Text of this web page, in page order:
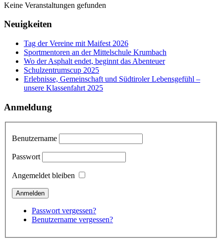
Keine Veranstaltungen gefunden
Neuigkeiten
Tag der Vereine mit Maifest 2026
Sportmentoren an der Mittelschule Krumbach
Wo der Asphalt endet, beginnt das Abenteuer
Schulzentrumscup 2025
Erlebnisse, Gemeinschaft und Südtiroler Lebensgefühl –
unsere Klassenfahrt 2025
Anmeldung
Benutzername
Passwort
Angemeldet bleiben
Passwort vergessen?
Benutzername vergessen?